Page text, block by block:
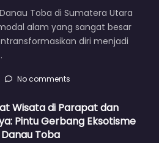
Toba di Sumatera Utara
alam yang sangat besar
diri menjadi
No comments
Wisata di Parapat dan
Pintu Gerbang Eksotisme
Toba